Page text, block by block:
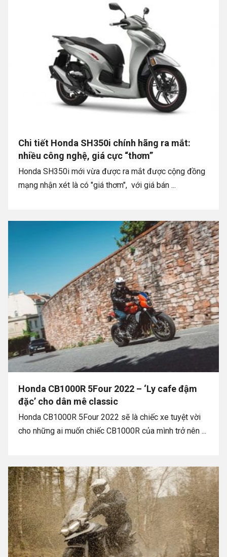
Chi tiết Honda SH350i chính hãng ra mắt:
nhiều công nghệ, giá cực “thơm”
Honda SH350i mới vừa được ra mắt được cộng đồng
mạng nhận xét là có "giá thơm", với giá bán ...
Honda CB1000R 5Four 2022 – ‘Ly cafe đậm
đặc’ cho dân mê classic
Honda CB1000R 5Four 2022 sẽ là chiếc xe tuyệt vời
cho những ai muốn chiếc CB1000R của mình trở nên ...